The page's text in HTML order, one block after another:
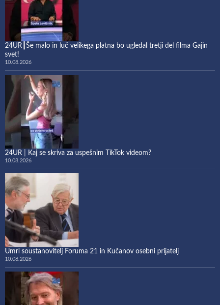
24UR┃Še malo in luč velikega platna bo ugledal tretji del filma Gajin
svet!
10.08.2026
24UR | Kaj se skriva za uspešnim TikTok videom?
10.08.2026
Umrl soustanovitelj Foruma 21 in Kučanov osebni prijatelj
10.08.2026